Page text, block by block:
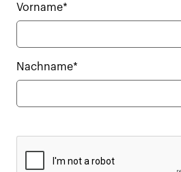
Vorname*
Nachname*